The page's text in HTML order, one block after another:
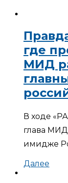
где
МИД
В ходе
глава
имидже
Далее